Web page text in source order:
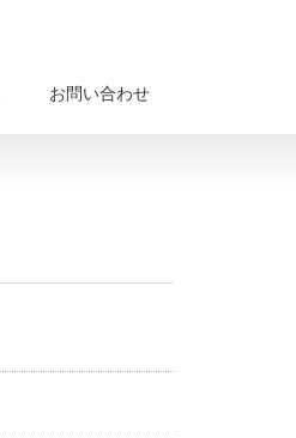
お問い合わせ